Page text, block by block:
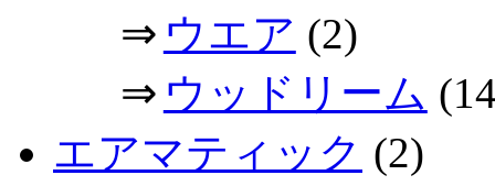
⇒ ウエア (2)
⇒ ウッドリーム
エアマティック (2)